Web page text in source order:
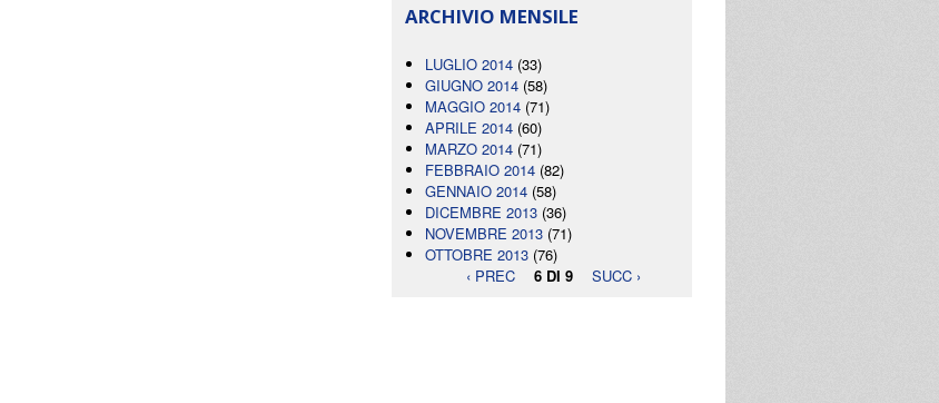
ARCHIVIO MENSILE
LUGLIO 2014 (33)
GIUGNO 2014 (58)
MAGGIO 2014 (71)
APRILE 2014 (60)
MARZO 2014 (71)
FEBBRAIO 2014 (82)
GENNAIO 2014 (58)
DICEMBRE 2013 (36)
NOVEMBRE 2013 (71)
OTTOBRE 2013 (76)
‹ PREC
6 DI 9 SUCC ›